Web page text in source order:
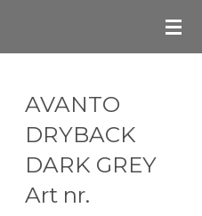
AVANTO
DRYBACK
DARK GREY
Art nr.